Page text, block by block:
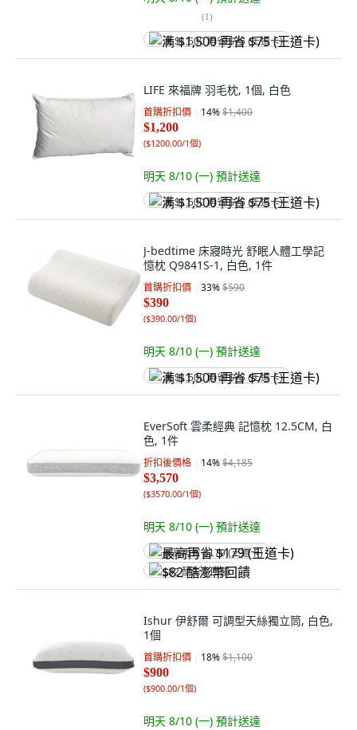
(1)
满 $1,500 再省 $75 (王道卡)
LIFE 來福牌 羽毛枕, 1個, 白色
首購折扣價 14%$1,400
$1,200
($1200.00/1個)
明天 8/10 (一) 預計送達
满 $1,500 再省 $75 (王道卡)
J-bedtime 床寢時光 舒眠人體工學記
憶枕 Q9841S-1, 白色, 1件
首購折扣價 33%$590
$390
($390.00/1個)
明天 8/10 (一) 預計送達
满 $1,500 再省 $75 (王道卡)
EverSoft 雲柔經典 記憶枕 12.5CM, 白
色, 1件
折扣後價格 14%$4,185
$3,570
($3570.00/1個)
明天 8/10 (一) 預計送達
最高再省 $179 (王道卡)
$82 酷澎幣回饋
Ishur 伊舒爾 可調型天絲獨立筒, 白色,
1個
首購折扣價 18%$1,100
$900
($900.00/1個)
明天 8/10 (一) 預計送達